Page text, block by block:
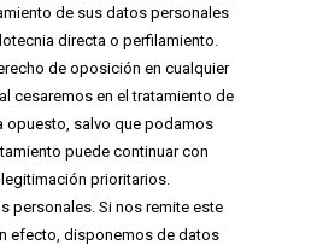
de sus datos personales
directa o perfilamiento.
de oposición en cualquier
cesaremos en el tratamiento de
opuesto, salvo que podamos
puede continuar con
prioritarios.
personales. Si nos remite este
efecto, disponemos de datos